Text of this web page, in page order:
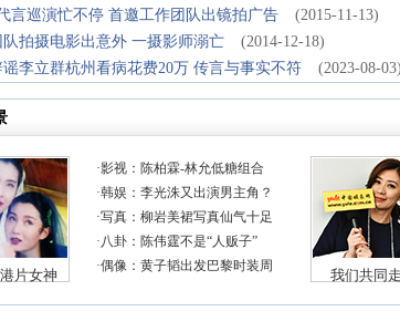
言巡演忙不停 首邀工作团队出镜拍广告
(2015-11-13)
队拍摄电影出意外 一摄影师溺亡
(2014-12-18)
李立群杭州看病花费20万 传言与事实不符
(2023-08-03)